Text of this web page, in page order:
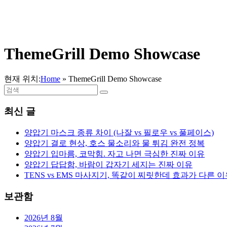
ThemeGrill Demo Showcase
현재 위치:Home » ThemeGrill Demo Showcase
최신 글
양압기 마스크 종류 차이 (나잘 vs 필로우 vs 풀페이스)
양압기 결로 현상, 호스 물소리와 물 튀김 완전 정복
양압기 입마름, 코막힘. 자고 나면 극심한 진짜 이유
양압기 답답함, 바람이 갑자기 세지는 진짜 이유
TENS vs EMS 마사지기, 똑같이 찌릿한데 효과가 다른 이
보관함
2026년 8월